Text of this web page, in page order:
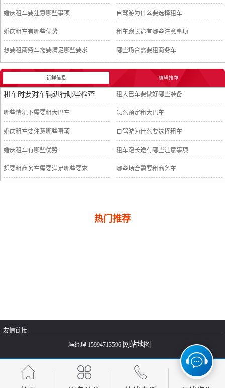
婚庆租车要注意哪些事项 自驾游为什么要选择租车
婚庆租车有哪些优势 租车跑长途有哪些注意事项
想要租商务车需要满足哪些要求 哪些场合需要租商务车
新鲜信息 编辑推荐
租车时要对车辆进行哪些检查 租大巴车要做好哪些准备
哪些情况下需要租大巴车 怎么预定租大巴车
婚庆租车要注意哪些事项 自驾游为什么要选择租车
婚庆租车有哪些优势 租车跑长途有哪些注意事项
想要租商务车需要满足哪些要求 哪些场合需要租商务车
热门推荐
友情链接:
冯经理 15994713596 网站地图